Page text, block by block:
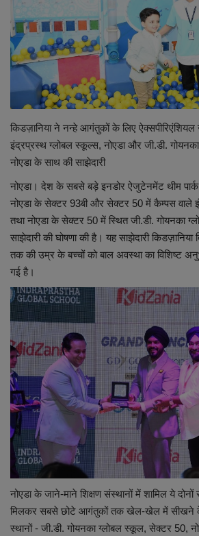
शिक्षा
स्वास्थ्य
राष्ट्रीय
व्यापार
रोजगार
NEWS
वीडियो
टेक वर्ल्ड
लाइफस्टाइल
Our Team
Contact us :
About us
Advertise with us
E-Paper
किडज़ानिया ने नन्हे आगंतुकों के लिए
इंद्रप्रस्थ ग्लोबल स्कूल्स, नोएडा और जी.डी.
नोएडा के साथ की साझेदारी
नोएडा। देश के सबसे बड़े इनडोर ऐजुटेनमेंट थीम
नोएडा के सेक्टर 93बी और सेक्टर 50 में कैम्पस वाले
तथा नोएडा के सेक्टर 50 में स्थित जी.डी. गोयनका
साझेदारी की घोषणा की है। यह साझेदारी
तक की उम्र के बच्चों को बाल अवस्था का विशिष्ट
गई है।
नोएडा के जाने-माने शिक्षण संस्थानों में शामिल ये
मिलकर सबसे छोटे आगंतुकों तक खेल-खेल में सीखने
स्थानों - जी.डी. गोयनका ग्लोबल स्कूल, सेक्टर 50,